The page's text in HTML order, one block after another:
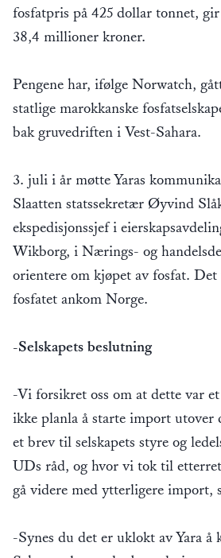
fosfatpris på 425 dollar tonnet,
38,4 millioner kroner.
Pengene har, ifølge Norwatch,
statlige marokkanske
bak gruvedriften i Vest-Sahara.
3. juli i år møtte Yaras
Slaatten statssekretær Øyvind
ekspedisjonssjef i
Wikborg, i Nærings- og
orientere om kjøpet av fosfat.
fosfatet ankom Norge.
-Selskapets beslutning
-Vi forsikret oss om at dette var
ikke planla å starte import utover
et brev til selskapets styre og
UDs råd, og hvor vi tok til
gå videre med ytterligere import,
-Synes du det er uklokt av Yara å